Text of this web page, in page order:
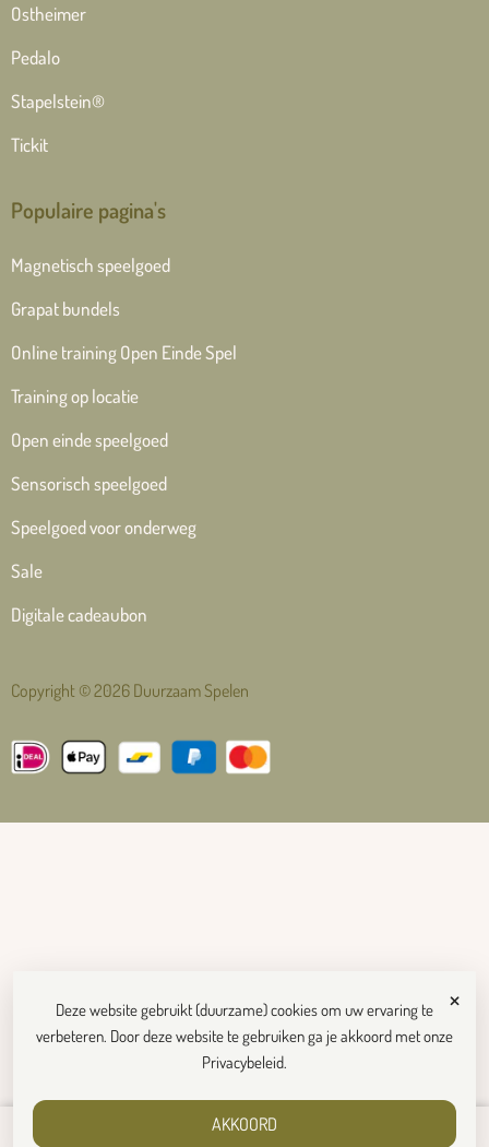
Ostheimer
Pedalo
Stapelstein®
Tickit
Populaire pagina's
Magnetisch speelgoed
Grapat bundels
Online training Open Einde Spel
Training op locatie
Open einde speelgoed
Sensorisch speelgoed
Speelgoed voor onderweg
Sale
Digitale cadeaubon
Copyright © 2026 Duurzaam Spelen
×
Deze website gebruikt (duurzame) cookies om uw ervaring te
verbeteren. Door deze website te gebruiken ga je akkoord met onze
Privacybeleid.
AKKOORD